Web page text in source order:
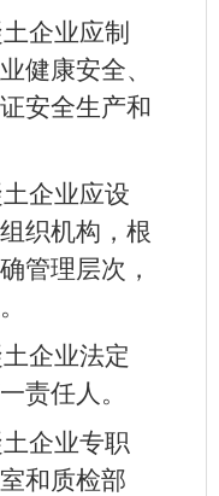
企业应制
健康安全、
安全生产和
企业应设
织机构，根
管理层次，
企业法定
责任人。
企业专职
和质检部